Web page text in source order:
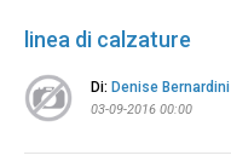
linea di calzature
Di: Denise Bernardini
03-09-2016 00:00